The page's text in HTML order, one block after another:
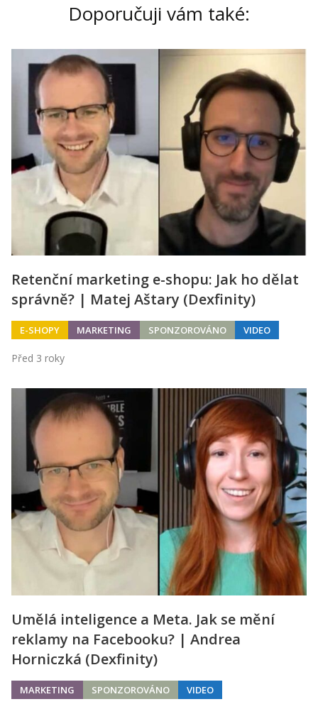
Doporučuji vám také:
Retenční marketing e-shopu: Jak ho dělat
správně? | Matej Aštary (Dexfinity)
E-SHOPY MARKETING SPONZOROVÁNO VIDEO
Před 3 roky
Umělá inteligence a Meta. Jak se mění
reklamy na Facebooku? | Andrea
Horniczká (Dexfinity)
MARKETING SPONZOROVÁNO VIDEO